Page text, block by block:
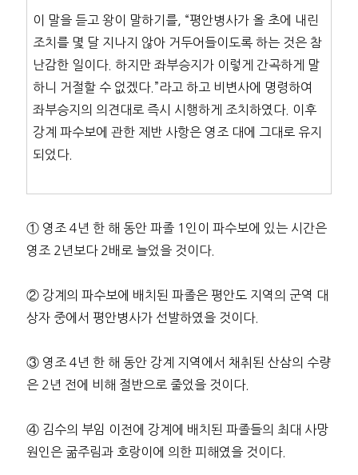
이 말을 듣고 왕이 말하기를, “평안병사가 올 초에 내린
조치를 몇 달 지나지 않아 거두어들이도록 하는 것은 참
난감한 일이다. 하지만 좌부승지가 이렇게 간곡하게 말
하니 거절할 수 없겠다.”라고 하고 비변사에 명령하여
좌부승지의 의견대로 즉시 시행하게 조치하였다. 이후
강계 파수보에 관한 제반 사항은 영조 대에 그대로 유지
되었다.
① 영조 4년 한 해 동안 파졸 1인이 파수보에 있는 시간은
영조 2년보다 2배로 늘었을 것이다.
② 강계의 파수보에 배치된 파졸은 평안도 지역의 군역 대
상자 중에서 평안병사가 선발하였을 것이다.
③ 영조 4년 한 해 동안 강계 지역에서 채취된 산삼의 수량
은 2년 전에 비해 절반으로 줄었을 것이다.
④ 김수의 부임 이전에 강계에 배치된 파졸들의 최대 사망
원인은 굶주림과 호랑이에 의한 피해였을 것이다.